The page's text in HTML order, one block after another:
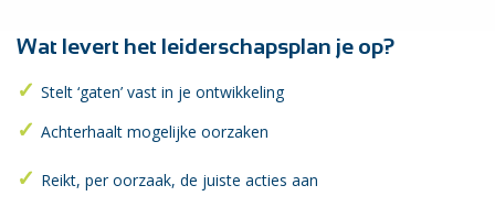
Wat levert het leiderschapsplan je op?
Stelt ‘gaten’ vast in je ontwikkeling
Achterhaalt mogelijke oorzaken
Reikt, per oorzaak, de juiste acties aan